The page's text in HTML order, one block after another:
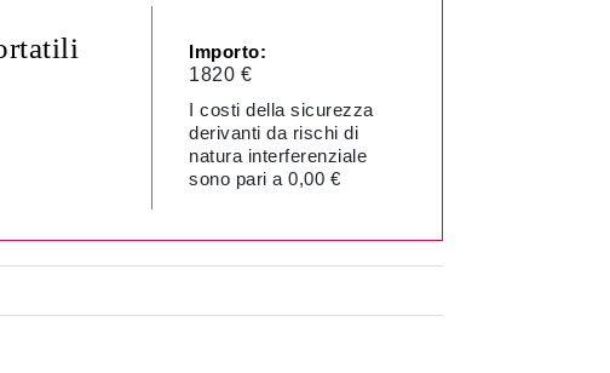
Importo:
1820 €
I costi della sicurezza
derivanti da rischi di
natura interferenziale
sono pari a 0,00 €